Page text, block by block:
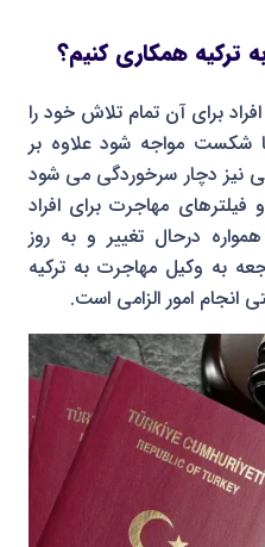
ترکیه همکاری کنیم؟
برای آن تمام تلاش خود را
شکست مواجه شود علاوه بر
نیز دچار سرخوردگی می شود
فیلترهای مهاجرت برای افراد
درحال تغییر و به روز
به وکیل مهاجرت به ترکیه
انجام امور الزامی است.